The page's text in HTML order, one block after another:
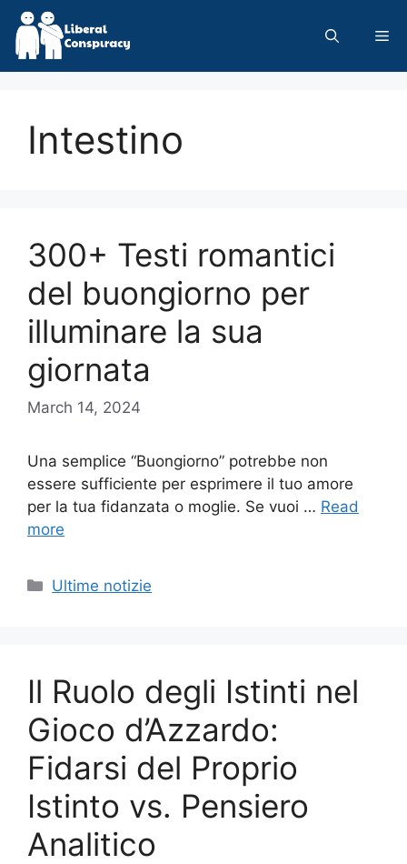
Skip
content
Intestino
300+ Testi romantici
del buongiorno per
illuminare la sua
giornata
March 14, 2024
Una semplice “Buongiorno” potrebbe non
essere sufficiente per esprimere il tuo amore
per la tua fidanzata o moglie. Se vuoi … Read
more
Categories
Ultime notizie
Il Ruolo degli Istinti nel
Gioco d’Azzardo:
Fidarsi del Proprio
Istinto vs. Pensiero
Analitico